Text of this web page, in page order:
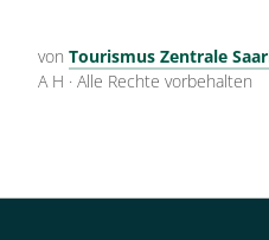
von Tourismus Zentrale
A H · Alle Rechte vorbehalten